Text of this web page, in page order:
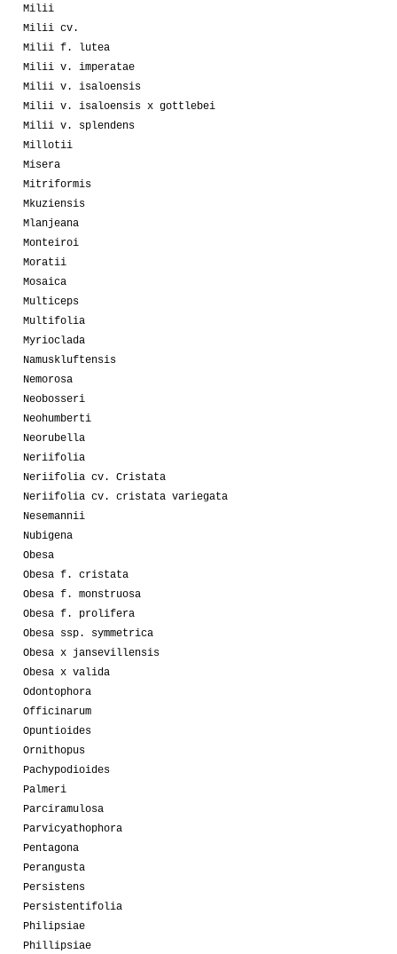
Milii
Milii cv.
Milii f. lutea
Milii v. imperatae
Milii v. isaloensis
Milii v. isaloensis x gottlebei
Milii v. splendens
Millotii
Misera
Mitriformis
Mkuziensis
Mlanjeana
Monteiroi
Moratii
Mosaica
Multiceps
Multifolia
Myrioclada
Namuskluftensis
Nemorosa
Neobosseri
Neohumberti
Neorubella
Neriifolia
Neriifolia cv. Cristata
Neriifolia cv. cristata variegata
Nesemannii
Nubigena
Obesa
Obesa f. cristata
Obesa f. monstruosa
Obesa f. prolifera
Obesa ssp. symmetrica
Obesa x jansevillensis
Obesa x valida
Odontophora
Officinarum
Opuntioides
Ornithopus
Pachypodioides
Palmeri
Parciramulosa
Parvicyathophora
Pentagona
Perangusta
Persistens
Persistentifolia
Philipsiae
Phillipsiae